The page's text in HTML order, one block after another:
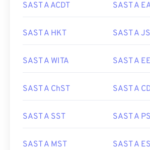
SAST A ACDT SAST A
SAST A HKT SAST A
SAST A WITA SAST A
SAST A ChST SAST A
SAST A SST SAST A
SAST A MST SAST A